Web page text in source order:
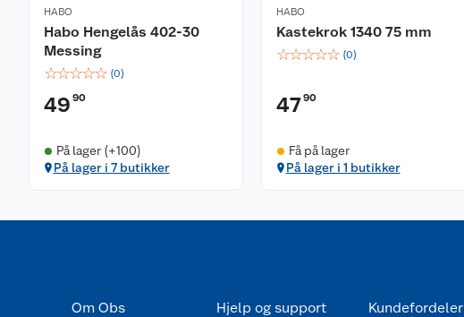
HABO
Habo Hengelås 402-30
Messing
☆☆☆☆☆ (0)
49 90
På lager (+100)
På lager i 7 butikker
HABO
Kastekrok 1340 75 mm
☆☆☆☆☆ (0)
4790
Få på lager
På lager i 1 butikker
Om Obs Hjelp og support Kundefordeler